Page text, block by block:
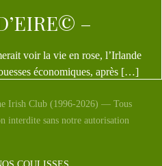
–
voir la vie en rose, l’Irlande
économiques, après […]
Irish Club (1996-2026) — Tous
interdite sans notre autorisation